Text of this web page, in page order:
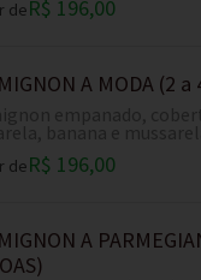
deR$ 196,00
A MODA (2 a
deR$ 196,00
A